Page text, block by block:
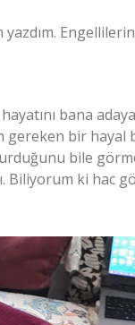
bana
bir hayal
bile
Biliyorum ki hac